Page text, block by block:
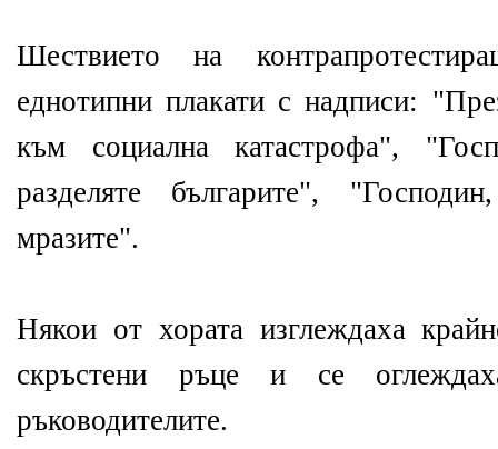
Шествието на
еднотипни плакати с надписи:
към социална катастрофа",
разделяте българите",
мразите".
Някои от хората изглеждаха
скръстени ръце и се
ръководителите.